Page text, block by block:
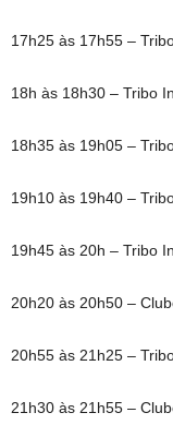
17h25 às 17h55 –
18h às 18h30 – Tribo
18h35 às 19h05 –
19h10 às 19h40 –
19h45 às 20h – Tribo
20h20 às 20h50 –
20h55 às 21h25 –
21h30 às 21h55 –